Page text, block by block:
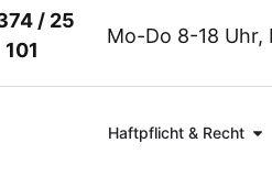
/ 25
101
Mo-Do 8-18 Uhr,
Haftpflicht & Recht